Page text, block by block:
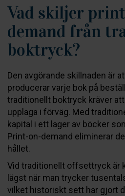
Vad skiljer
demand från
boktryck?
Den avgörande skillnaden är
producerar varje bok på
traditionellt boktryck kräver
upplaga i förväg. Med
kapital i ett lager av böcker
Print-on-demand eliminerar
hållet.
Vid traditionellt offsettryck är
lägst när man trycker
vilket historiskt sett har gjort